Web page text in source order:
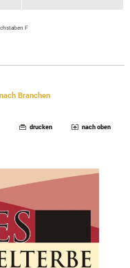
F
nach Branchen
drucken nach oben